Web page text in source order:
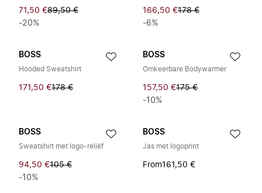
71,50 €89,50 €
-20%
166,50 €178 €
-6%
BOSS
Hooded Sweatshirt
171,50 €178 €
BOSS
Omkeerbare Bodywarmer
157,50 €175 €
-10%
BOSS
Sweatshirt met logo-reliëf
94,50 €105 €
-10%
BOSS
Jas met logoprint
From161,50 €